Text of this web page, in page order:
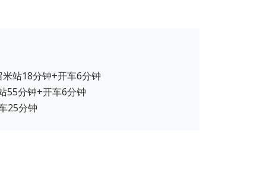
米站18分钟+开车6分钟
55分钟+开车6分钟
25分钟